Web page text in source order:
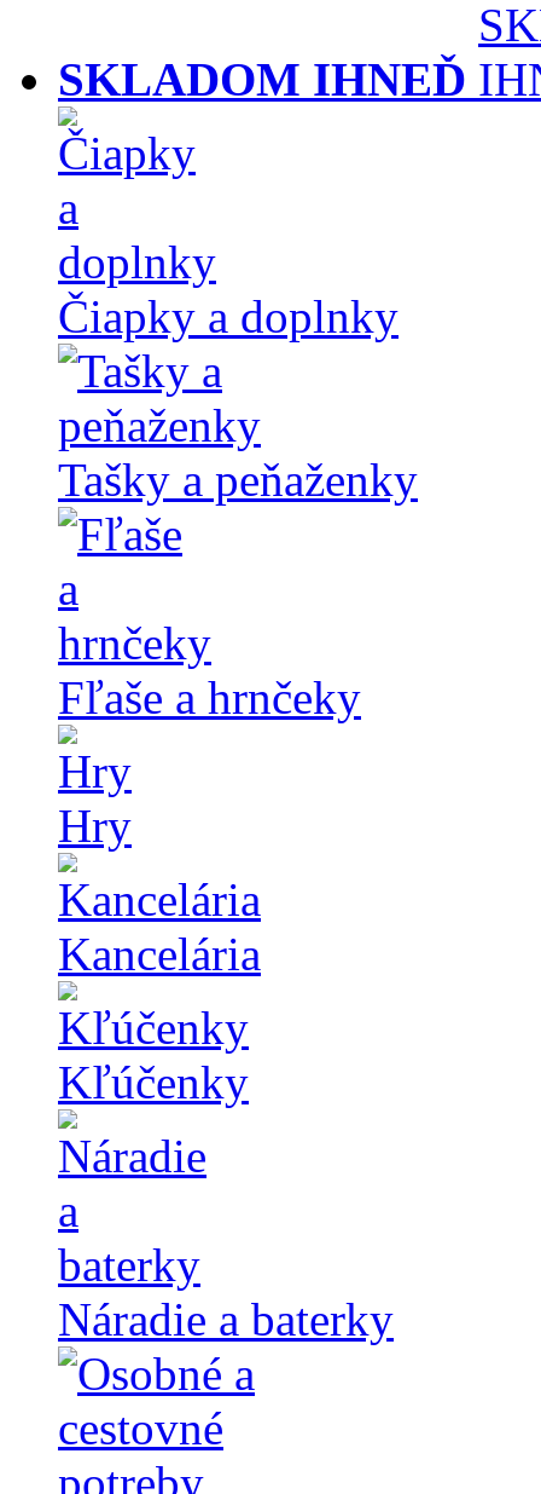
SKLADOM IHNEĎ
Čiapky a doplnky
Tašky a peňaženky
Fľaše a hrnčeky
Hry
Kancelária
Kľúčenky
Náradie a baterky